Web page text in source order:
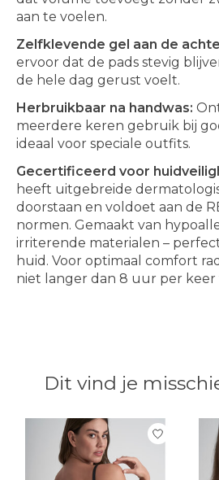
aan te voelen.
Zelfklevende gel aan de
ervoor dat de pads stevig
de hele dag gerust voelt.
Herbruikbaar na handwas:
meerdere keren gebruik bij
ideaal voor speciale outfits.
Gecertificeerd voor
heeft uitgebreide
doorstaan en voldoet aan de
normen. Gemaakt van
irriterende materialen –
huid. Voor optimaal comfort
niet langer dan 8 uur per keer
Dit vind je
Items van productcarrousel